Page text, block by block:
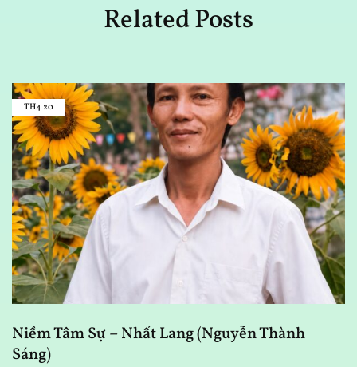
Related Posts
TH4 20
Niềm Tâm Sự – Nhất Lang (Nguyễn Thành
Sáng)